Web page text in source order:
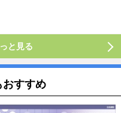
と見る
おすすめ